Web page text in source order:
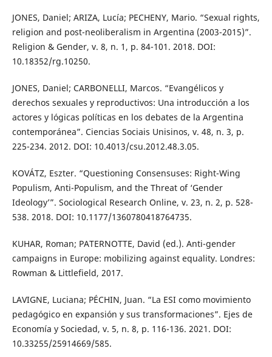
JONES, Daniel; ARIZA, Lucía; PECHENY, Mario. “Sexual rights,
religion and post-neoliberalism in Argentina (2003-2015)”.
Religion & Gender, v. 8, n. 1, p. 84-101. 2018. DOI:
10.18352/rg.10250.
JONES, Daniel; CARBONELLI, Marcos. “Evangélicos y
derechos sexuales y reproductivos: Una introducción a los
actores y lógicas políticas en los debates de la Argentina
contemporánea”. Ciencias Sociais Unisinos, v. 48, n. 3, p.
225-234. 2012. DOI: 10.4013/csu.2012.48.3.05.
KOVÁTZ, Eszter. “Questioning Consensuses: Right-Wing
Populism, Anti-Populism, and the Threat of ‘Gender
Ideology’”. Sociological Research Online, v. 23, n. 2, p. 528-
538. 2018. DOI: 10.1177/1360780418764735.
KUHAR, Roman; PATERNOTTE, David (ed.). Anti-gender
campaigns in Europe: mobilizing against equality. Londres:
Rowman & Littlefield, 2017.
LAVIGNE, Luciana; PÉCHIN, Juan. “La ESI como movimiento
pedagógico en expansión y sus transformaciones”. Ejes de
Economía y Sociedad, v. 5, n. 8, p. 116-136. 2021. DOI:
10.33255/25914669/585.